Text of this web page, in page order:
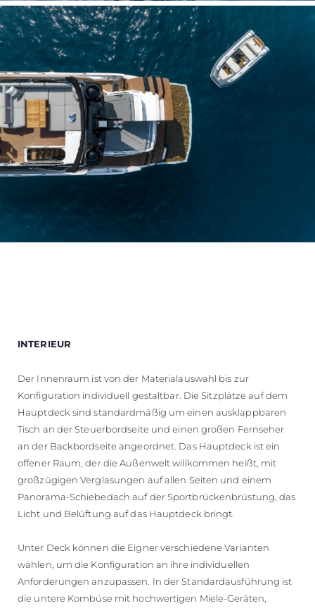
INTERIEUR
Der Innenraum ist von der Materialauswahl bis zur
Konfiguration individuell gestaltbar. Die Sitzplätze auf dem
Hauptdeck sind standardmäßig um einen ausklappbaren
Tisch an der Steuerbordseite und einen großen Fernseher
an der Backbordseite angeordnet. Das Hauptdeck ist ein
offener Raum, der die Außenwelt willkommen heißt, mit
großzügigen Verglasungen auf allen Seiten und einem
Panorama-Schiebedach auf der Sportbrückenbrüstung, das
Licht und Belüftung auf das Hauptdeck bringt.
Unter Deck können die Eigner verschiedene Varianten
wählen, um die Konfiguration an ihre individuellen
Anforderungen anzupassen. In der Standardausführung ist
die untere Kombüse mit hochwertigen Miele-Geräten,